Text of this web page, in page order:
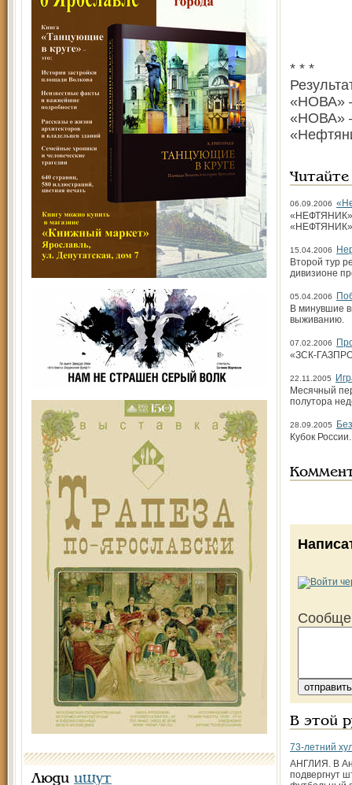
Люди ищут
* * *
«НОВА»
«НОВА»
06.09.2006
«НЕФТЯНИК»
«НЕФ­ТЯНИК»
15.04.2006
Второй тур
дивизионе
05.04.2006
В минувшие
выживанию.
07.02.2006
«ЗСК-
22.11.2005
Месячный
полутора
28.09.2005
Кубок
В этой
73-летний
АНГЛИЯ. В
подвергнут